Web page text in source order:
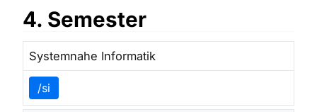
4. Semester
Systemnahe Informatik
/si